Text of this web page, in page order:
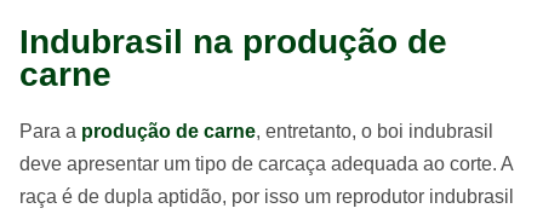
Indubrasil na produção de
carne
Para a produção de carne, entretanto, o boi indubrasil
deve apresentar um tipo de carcaça adequada ao corte. A
raça é de dupla aptidão, por isso um reprodutor indubrasil